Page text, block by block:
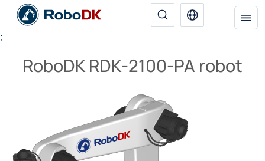
;
RoboDK RDK-2100-PA robot